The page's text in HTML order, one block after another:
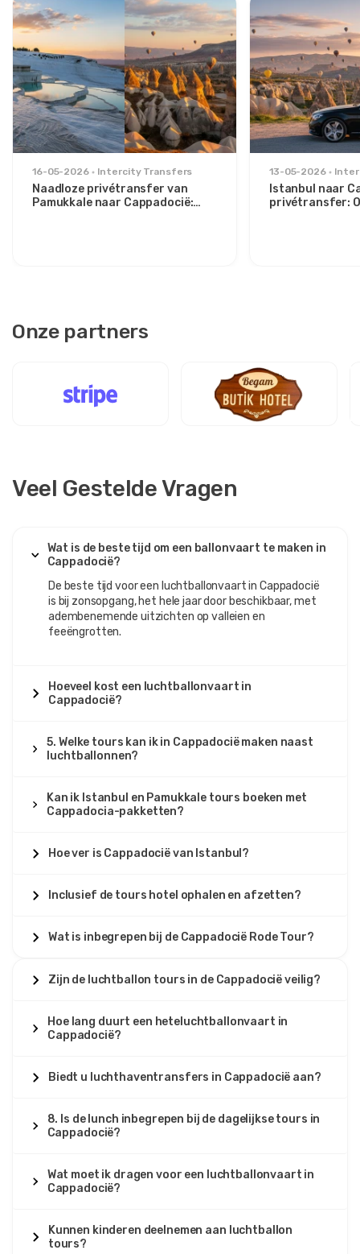
16-05-2026 Intercity Transfers
Naadloze privétransfer van
Pamukkale naar Cappadocië:
13-05-2026
Istanbul naar
privétransfer:
Onze partners
Veel Gestelde Vragen
Wat is de beste tijd om een ​​ballonvaart te maken in
Cappadocië?
De beste tijd voor een luchtballonvaart in Cappadocië
is bij zonsopgang, het hele jaar door beschikbaar, met
adembenemende uitzichten op valleien en
feeëngrotten.
Hoeveel kost een luchtballonvaart in
Cappadocië?
5. Welke tours kan ik in Cappadocië maken naast
luchtballonnen?
Kan ik Istanbul en Pamukkale tours boeken met
Cappadocia-pakketten?
Hoe ver is Cappadocië van Istanbul?
Inclusief de tours hotel ophalen en afzetten?
Wat is inbegrepen bij de Cappadocië Rode Tour?
Zijn de luchtballon tours in de Cappadocië veilig?
Hoe lang duurt een heteluchtballonvaart in
Cappadocië?
Biedt u luchthaventransfers in Cappadocië aan?
8. Is de lunch inbegrepen bij de dagelijkse tours in
Cappadocië?
Wat moet ik dragen voor een luchtballonvaart in
Cappadocië?
Kunnen kinderen deelnemen aan luchtballon
tours?